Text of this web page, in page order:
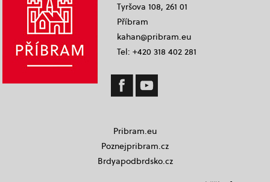
Tyršova 108, 261 01
Příbram
kahan@pribram.eu
Tel: +420 318 402 281
Pribram.eu
Poznejpribram.cz
Brdyapodbrdsko.cz